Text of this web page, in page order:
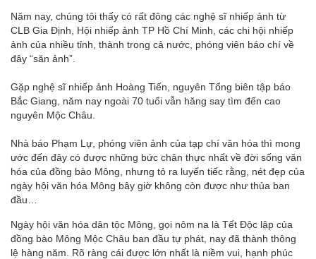
Năm nay, chúng tôi thấy có rất đông các nghệ sĩ nhiếp ảnh từ
CLB Gia Định, Hội nhiếp ảnh TP Hồ Chí Minh, các chi hội nhiếp
ảnh của nhiều tỉnh, thành trong cả nước, phóng viên báo chí về
đây “săn ảnh”.
Gặp nghệ sĩ nhiếp ảnh Hoàng Tiến, nguyên Tổng biên tập báo
Bắc Giang, năm nay ngoài 70 tuổi vẫn hăng say tìm đến cao
nguyên Mộc Châu.
Nhà báo Phạm Lự, phóng viên ảnh của tạp chí văn hóa thì mong
ước đến đây có được những bức chân thực nhất về đời sống văn
hóa của đồng bào Mông, nhưng tỏ ra luyến tiếc rằng, nét đẹp của
ngày hội văn hóa Mông bây giờ không còn được như thủa ban
đầu…
Ngày hội văn hóa dân tộc Mông, gọi nôm na là Tết Độc lập của
đồng bào Mông Mộc Châu ban đầu tự phát, nay đã thành thông
lệ hàng năm. Rõ ràng cái được lớn nhất là niềm vui, hạnh phúc